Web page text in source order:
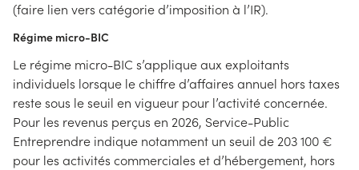
(faire lien vers catégorie d’imposition à l’IR).
Régime micro-BIC
Le régime micro-BIC s’applique aux exploitants
individuels lorsque le chiffre d’affaires annuel hors taxes
reste sous le seuil en vigueur pour l’activité concernée.
Pour les revenus perçus en 2026, Service-Public
Entreprendre indique notamment un seuil de 203 100 €
pour les activités commerciales et d’hébergement, hors